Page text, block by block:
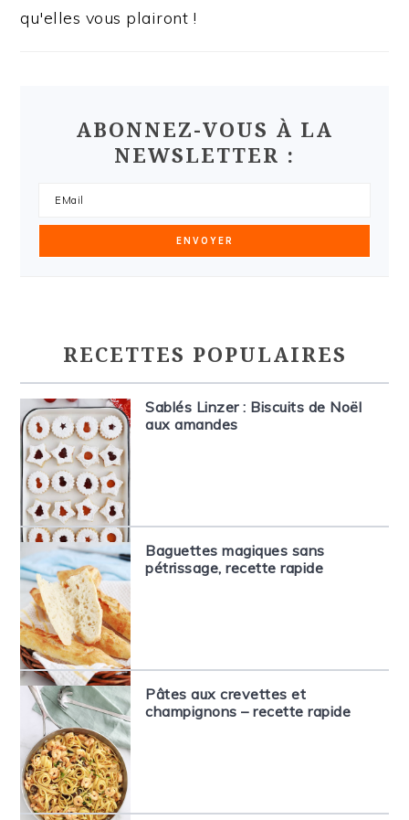
qu'elles vous plairont !
ABONNEZ-VOUS À LA
NEWSLETTER :
RECETTES POPULAIRES
Sablés Linzer : Biscuits de Noël
aux amandes
Baguettes magiques sans
pétrissage, recette rapide
Pâtes aux crevettes et
champignons – recette rapide